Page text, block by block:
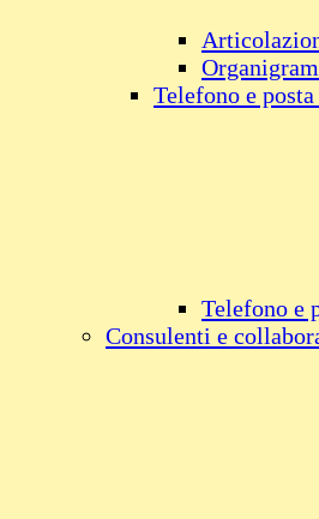
Telefono e
Telefono e
Consulenti e